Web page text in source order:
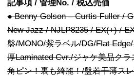
記事項 / 管理No. / 税込売価
● Benny Golson – Curtis Fuller /
New Jazz / NJLP8235 / EX(+) /
盤/MONO/紫ラベル/DG/Flat
厚Laminated Cvr./ジャケ美品ク
角ピン！裏も綺麗！/盤若干薄ス